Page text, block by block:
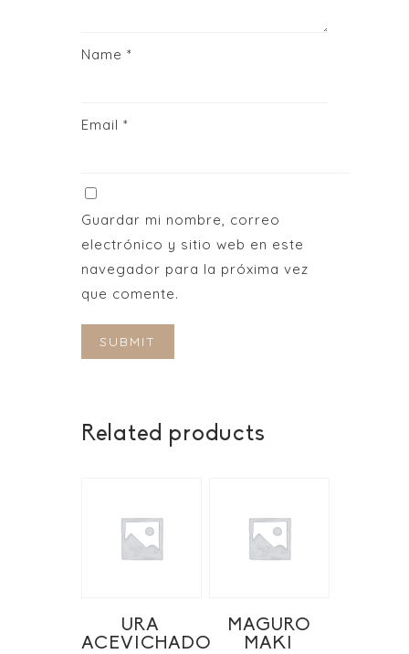
Name *
Email *
Guardar mi nombre, correo
electrónico y sitio web en este
navegador para la próxima vez
que comente.
Related products
URA
ACEVICHADO
MAGURO
MAKI